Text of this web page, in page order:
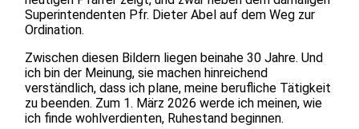
Superintendenten Pfr. Dieter Abel auf dem Weg zur
Ordination.
Zwischen diesen Bildern liegen beinahe 30 Jahre. Und
ich bin der Meinung, sie machen hinreichend
verständlich, dass ich plane, meine berufliche Tätigkeit
zu beenden. Zum 1. März 2026 werde ich meinen, wie
ich finde wohlverdienten, Ruhestand beginnen.